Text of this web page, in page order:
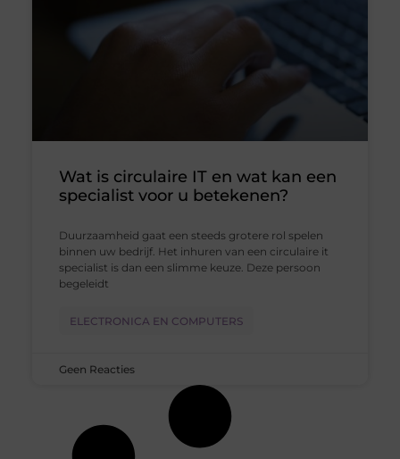
Wat is circulaire IT en wat kan een
specialist voor u betekenen?
Duurzaamheid gaat een steeds grotere rol spelen
binnen uw bedrijf. Het inhuren van een circulaire it
specialist is dan een slimme keuze. Deze persoon
begeleidt
ELECTRONICA EN COMPUTERS
Geen Reacties